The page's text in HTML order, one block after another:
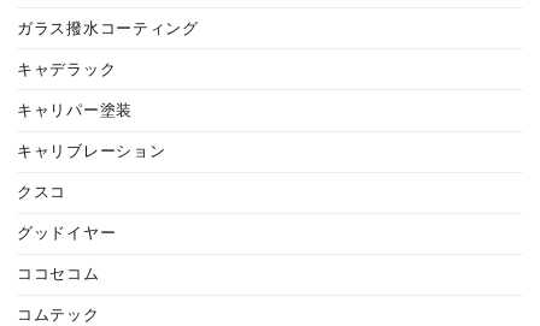
ガラス撥水コーティング
キャデラック
キャリパー塗装
キャリブレーション
クスコ
グッドイヤー
ココセコム
コムテック